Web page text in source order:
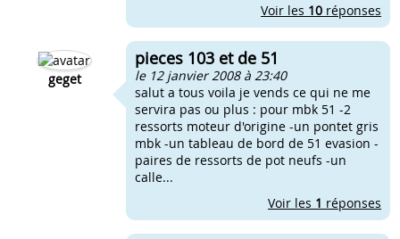
Voir les 10 réponses
geget
pieces 103 et de 51
le 12 janvier 2008 à 23:40
salut a tous voila je vends ce qui ne me
servira pas ou plus : pour mbk 51 -2
ressorts moteur d'origine -un pontet gris
mbk -un tableau de bord de 51 evasion -
paires de ressorts de pot neufs -un
calle...
Voir les 1 réponses